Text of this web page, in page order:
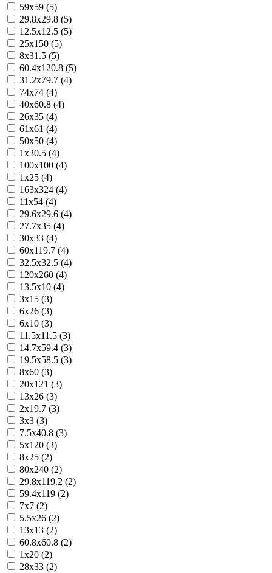
59x59 (5)
29.8x29.8 (5)
12.5x12.5 (5)
25x150 (5)
8x31.5 (5)
60.4x120.8 (5)
31.2x79.7 (4)
74x74 (4)
40x60.8 (4)
26x35 (4)
61x61 (4)
50x50 (4)
1x30.5 (4)
100x100 (4)
1x25 (4)
163x324 (4)
11x54 (4)
29.6x29.6 (4)
27.7x35 (4)
30x33 (4)
60x119.7 (4)
32.5x32.5 (4)
120x260 (4)
13.5x10 (4)
3x15 (3)
6x26 (3)
6x10 (3)
11.5x11.5 (3)
14.7x59.4 (3)
19.5x58.5 (3)
8x60 (3)
20x121 (3)
13x26 (3)
2x19.7 (3)
3x3 (3)
7.5x40.8 (3)
5x120 (3)
8x25 (2)
80x240 (2)
29.8x119.2 (2)
59.4x119 (2)
7x7 (2)
5.5x26 (2)
13x13 (2)
60.8x60.8 (2)
1x20 (2)
28x33 (2)